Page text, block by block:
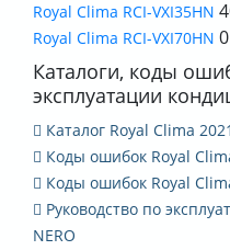
Royal Clima RCI-VXI35HN
Royal Clima RCI-VXI70HN
Каталоги, коды
эксплуатации
Каталог Royal Clima 2021
Коды ошибок Royal
Коды ошибок Royal
Руководство по
NERO